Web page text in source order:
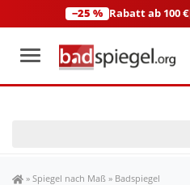
−25 % Rabatt ab 100 €
+49 (0)2306 3744580
Spiegel Shop
» Spiegel nach Maß » Badspiegel